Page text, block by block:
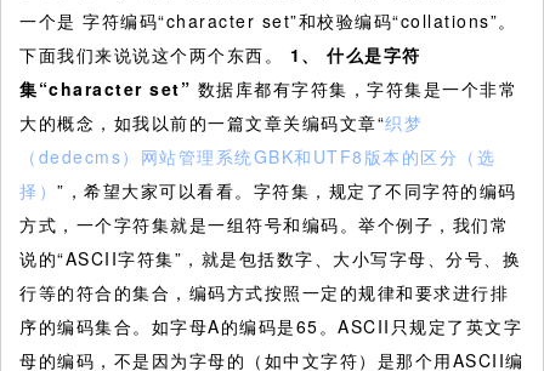
一个是 字符编码“character set”和校验编码“collations”。
下面我们来说说这个两个东西。 1、 什么是字符
集“character set” 数据库都有字符集，字符集是一个非常
大的概念，如我以前的一篇文章关编码文章“织梦
（dedecms）网站管理系统GBK和UTF8版本的区分（选
择） ”，希望大家可以看看。字符集，规定了不同字符的编码
方式，一个字符集就是一组符号和编码。举个例子，我们常
说的“ASCII字符集”，就是包括数字、大小写字母、分号、换
行等的符合的集合，编码方式按照一定的规律和要求进行排
序的编码集合。如字母A的编码是65。ASCII只规定了英文字
母的编码，不是因为字母的（如中文字符）是那个用ASCII编